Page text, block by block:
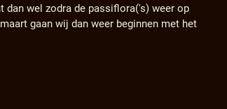
wel zodra de passiflora('s) weer op
gaan wij dan weer beginnen met het